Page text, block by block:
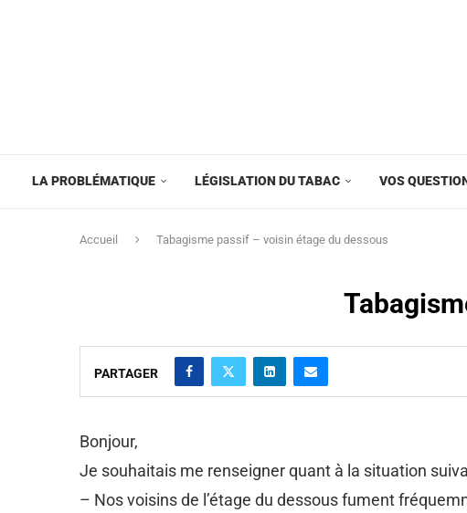
LA PROBLÉMATIQUE LÉGISLATION DU TABAC VOS
Accueil Tabagisme passif – voisin étage du dessous
PARTAGER
Bonjour,
Je souhaitais me renseigner quant à la situation
– Nos voisins de l’étage du dessous fument